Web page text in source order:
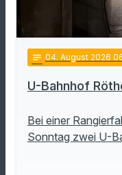
notes 04. August 2026
U-Bahnhof
Bei einer
Sonntag zwei U-